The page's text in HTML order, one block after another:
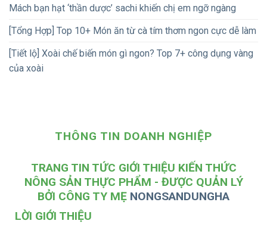
Mách bạn hạt ‘thần dược’ sachi khiến chị em ngỡ ngàng
[Tổng Hợp] Top 10+ Món ăn từ cà tím thơm ngon cực dễ làm
[Tiết lộ] Xoài chế biến món gì ngon? Top 7+ công dụng vàng
của xoài
THÔNG TIN DOANH NGHIỆP
TRANG TIN TỨC GIỚI THIỆU KIẾN THỨC
NÔNG SẢN THỰC PHẨM - ĐƯỢC QUẢN LÝ
BỞI CÔNG TY MẸ NONGSANDUNGHA
LỜI GIỚI THIỆU